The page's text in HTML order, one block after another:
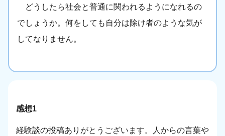
どうしたら社会と普通に関われるようになれるの
でしょうか。何をしても自分は除け者のような気が
してなりません。
感想1
経験談の投稿ありがとうございます。人からの言葉や